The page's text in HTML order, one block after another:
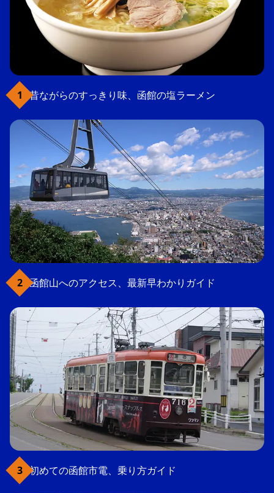
昔ながらのすっきり味、函館の塩ラーメン
函館山へのアクセス、最新早わかりガイド
初めての函館市電、乗り方ガイド